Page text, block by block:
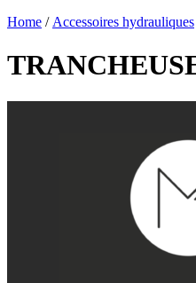
Essentiels pour chantier
Godets
Dents de Déroctage
Râteaux
KITS DE TRANSFORMATION
Kit Adaptable Morin (Variatic)
Essentiels pour chantier
Godets
Pouce de
Godets Fléco
Grappins Mécaniques
Godet Banane
Fourches à Palettes
Accessoires de Godet
KITS DE
Kit Adaptable Morin
Home / Accessoires hydrauliques